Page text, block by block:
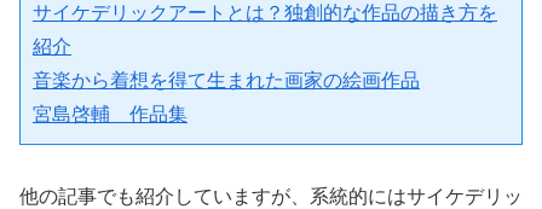
サイケデリックアートとは？独創的な作品の描き方を
紹介
音楽から着想を得て生まれた画家の絵画作品
宮島啓輔　作品集
他の記事でも紹介していますが、系統的にはサイケデリッ